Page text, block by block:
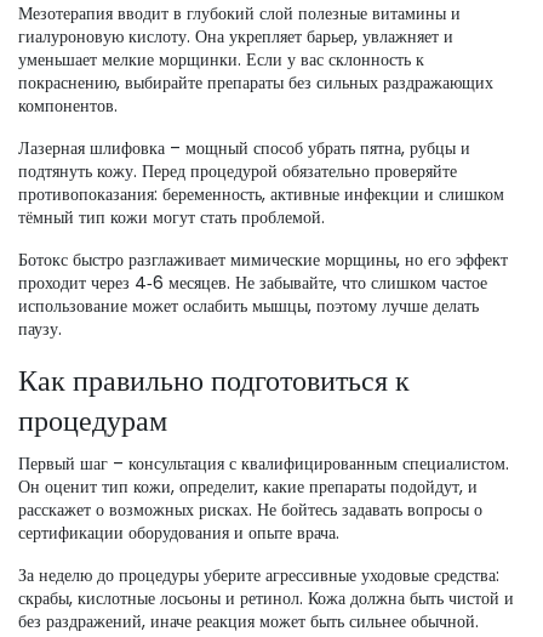
Мезотерапия вводит в глубокий слой полезные витамины и
гиалуроновую кислоту. Она укрепляет барьер, увлажняет и
уменьшает мелкие морщинки. Если у вас склонность к
покраснению, выбирайте препараты без сильных раздражающих
компонентов.
Лазерная шлифовка – мощный способ убрать пятна, рубцы и
подтянуть кожу. Перед процедурой обязательно проверяйте
противопоказания: беременность, активные инфекции и слишком
тёмный тип кожи могут стать проблемой.
Ботокс быстро разглаживает мимические морщины, но его эффект
проходит через 4‑6 месяцев. Не забывайте, что слишком частое
использование может ослабить мышцы, поэтому лучше делать
паузу.
Как правильно подготовиться к
процедурам
Первый шаг – консультация с квалифицированным специалистом.
Он оценит тип кожи, определит, какие препараты подойдут, и
расскажет о возможных рисках. Не бойтесь задавать вопросы о
сертификации оборудования и опыте врача.
За неделю до процедуры уберите агрессивные уходовые средства:
скрабы, кислотные лосьоны и ретинол. Кожа должна быть чистой и
без раздражений, иначе реакция может быть сильнее обычной.